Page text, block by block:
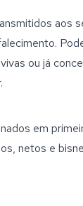
aos
ou já
em
netos e